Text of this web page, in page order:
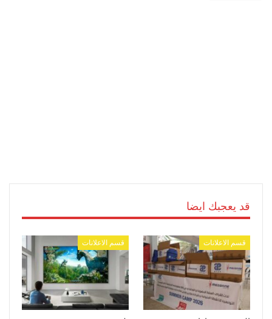
قد يعجبك ايضا
قسم الاعلانات قسم الاعلانات